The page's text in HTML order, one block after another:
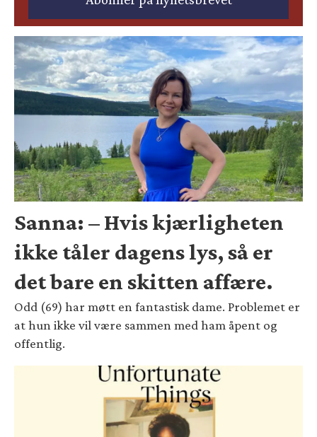
Sanna: – Hvis kjærligheten
ikke tåler dagens lys, så er
det bare en skitten affære.
Odd (69) har møtt en fantastisk dame. Problemet er
at hun ikke vil være sammen med ham åpent og
offentlig.